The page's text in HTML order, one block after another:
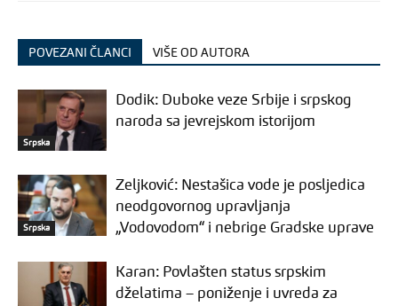
POVEZANI ČLANCI VIŠE OD AUTORA
Srpska
Dodik: Duboke veze Srbije i srpskog
naroda sa jevrejskom istorijom
Srpska
Zeljković: Nestašica vode je posljedica
neodgovornog upravljanja
„Vodovodom“ i nebrige Gradske uprave
Karan: Povlašten status srpskim
dželatima – poniženje i uvreda za